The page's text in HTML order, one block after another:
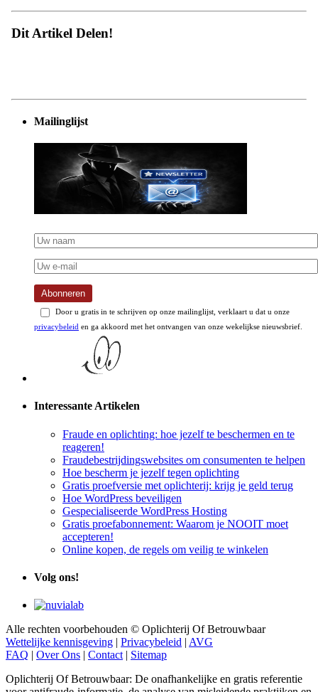
Dit Artikel Delen!
Mailinglijst
Abonneren
Door u gratis in te schrijven op onze mailinglijst, verklaart u dat u onze
privacybeleid en ga akkoord met het ontvangen van onze wekelijkse nieuwsbrief.
Interessante Artikelen
Fraude en oplichting: hoe jezelf te beschermen en te
reageren!
Fraudebestrijdingswebsites om consumenten te helpen
Hoe bescherm je jezelf tegen oplichting
Gratis proefversie met oplichterij: krijg je geld terug
Hoe WordPress beveiligen
Gespecialiseerde WordPress Hosting
Gratis proefabonnement: Waarom je NOOIT moet
accepteren!
Online kopen, de regels om veilig te winkelen
Volg ons!
Alle rechten voorbehouden © Oplichterij Of Betrouwbaar
Wettelijke kennisgeving | Privacybeleid | AVG
FAQ | Over Ons | Contact | Sitemap
Oplichterij Of Betrouwbaar: De onafhankelijke en gratis referentie